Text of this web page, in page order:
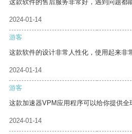
这款软件的售后服务非常好，遇到问题都
2024-01-14
游客
这款软件的设计非常人性化，使用起来非
2024-01-14
游客
这款加速器VPM应用程序可以给你提供全
2024-01-14